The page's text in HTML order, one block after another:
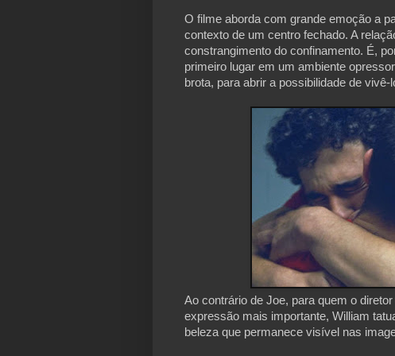
O filme aborda com grande emoção a
contexto de um centro fechado. A
constrangimento do confinamento. É,
primeiro lugar em um ambiente
brota, para abrir a possibilidade de vivê-
Ao contrário de Joe, para quem o
expressão mais importante, William
beleza que permanece visível nas